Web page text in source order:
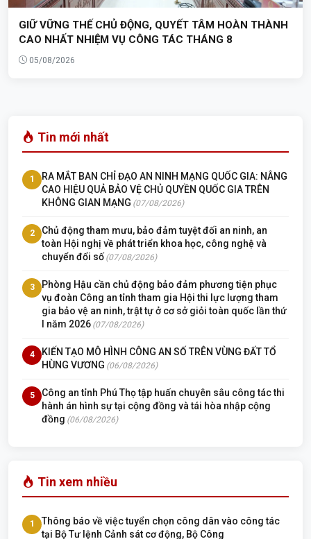
GIỮ VỮNG THẾ CHỦ ĐỘNG, QUYẾT TÂM HOÀN THÀNH
CAO NHẤT NHIỆM VỤ CÔNG TÁC THÁNG 8
05/08/2026
Tin mới nhất
1
RA MẮT BAN CHỈ ĐẠO AN NINH MẠNG QUỐC GIA: NÂNG
CAO HIỆU QUẢ BẢO VỆ CHỦ QUYỀN QUỐC GIA TRÊN
KHÔNG GIAN MẠNG (07/08/2026)
2
Chủ động tham mưu, bảo đảm tuyệt đối an ninh, an
toàn Hội nghị về phát triển khoa học, công nghệ và
chuyển đổi số (07/08/2026)
3
Phòng Hậu cần chủ động bảo đảm phương tiện phục
vụ đoàn Công an tỉnh tham gia Hội thi lực lượng tham
gia bảo vệ an ninh, trật tự ở cơ sở giỏi toàn quốc lần thứ
I năm 2026 (07/08/2026)
4
KIẾN TẠO MÔ HÌNH CÔNG AN SỐ TRÊN VÙNG ĐẤT TỔ
HÙNG VƯƠNG (06/08/2026)
5
Công an tỉnh Phú Thọ tập huấn chuyên sâu công tác thi
hành án hình sự tại cộng đồng và tái hòa nhập cộng
đồng (06/08/2026)
Tin xem nhiều
1
Thông báo về việc tuyển chọn công dân vào công tác
tại Bộ Tư lệnh Cảnh sát cơ động, Bộ Công